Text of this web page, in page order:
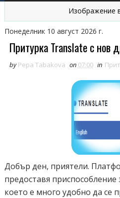
Изображение в
Понеделник 10 август 2026 г.
Притурка Translate с нов
by Pepa Tabakova on 07:00 in
Добър ден, приятели.
предоставя
което е много удобно да се